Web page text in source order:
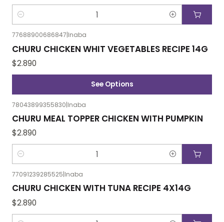
Cantidad
77688900686847|Inaba
CHURU CHICKEN WHIT VEGETABLES RECIPE 14G
$2.890
See Options
78043899355830|Inaba
CHURU MEAL TOPPER CHICKEN WITH PUMPKIN
$2.890
Cantidad
77091239285525|Inaba
CHURU CHICKEN WITH TUNA RECIPE 4X14G
$2.890